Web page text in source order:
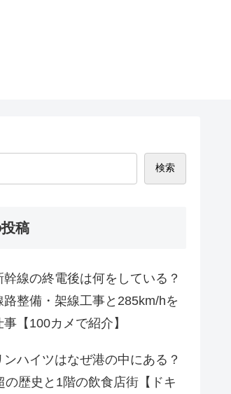
検索
稿
幹線の終電後は何をしている？
路整備・架線工事と285km/hを
【100カメで紹介】
ンハイツはなぜ港の中にある？
の歴史と1階の飲食店街【ドキ